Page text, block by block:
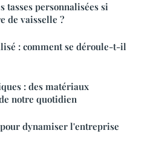
tasses personnalisées si
de vaisselle ?
: comment se déroule-t-il
: des matériaux
notre quotidien
dynamiser l'entreprise